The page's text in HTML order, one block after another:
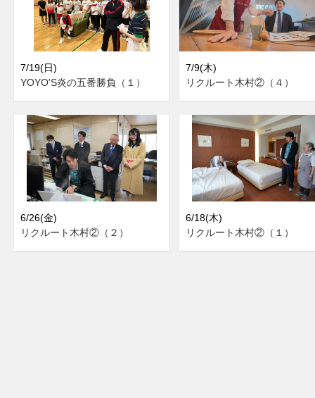
7/19(日)
YOYO'S炎の五番勝負（１）
7/9(木)
リクルート木村②（４）
6/26(金)
リクルート木村②（２）
6/18(木)
リクルート木村②（１）